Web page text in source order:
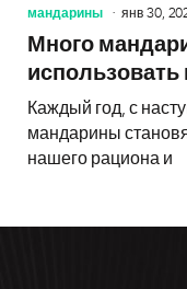
мандарины янв 30,
Много
использовать
Каждый год, с
мандарины
нашего рациона и